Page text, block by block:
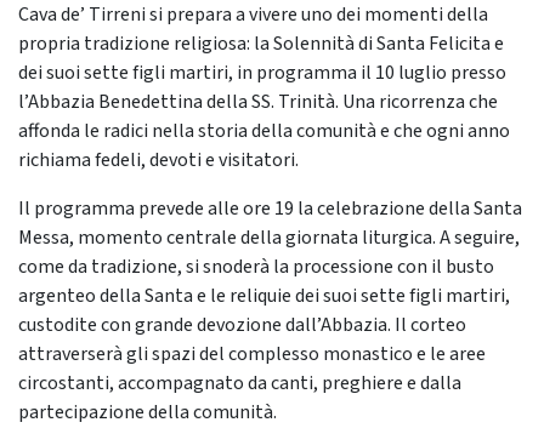
Cava de’ Tirreni si prepara a vivere uno dei momenti della
propria tradizione religiosa: la Solennità di Santa Felicita e
dei suoi sette figli martiri, in programma il 10 luglio presso
l’Abbazia Benedettina della SS. Trinità. Una ricorrenza che
affonda le radici nella storia della comunità e che ogni anno
richiama fedeli, devoti e visitatori.
Il programma prevede alle ore 19 la celebrazione della Santa
Messa, momento centrale della giornata liturgica. A seguire,
come da tradizione, si snoderà la processione con il busto
argenteo della Santa e le reliquie dei suoi sette figli martiri,
custodite con grande devozione dall’Abbazia. Il corteo
attraverserà gli spazi del complesso monastico e le aree
circostanti, accompagnato da canti, preghiere e dalla
partecipazione della comunità.